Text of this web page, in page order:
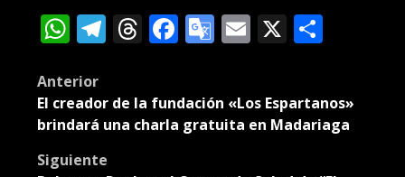
WhatsApp
Telegram
Threads
Facebook
Google
Email
X
Post
navigation
Anterior
El creador de la fundación «Los Espartanos»
brindará una charla gratuita en Madariaga
Siguiente